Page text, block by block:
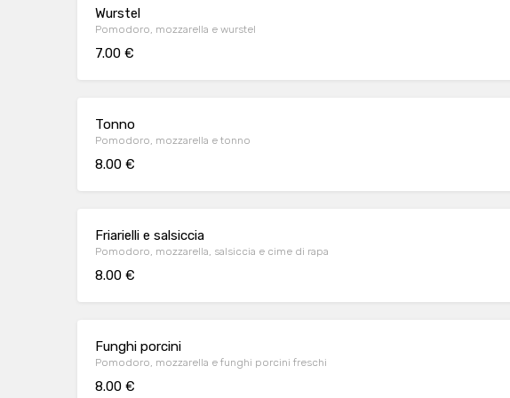
Wurstel
Pomodoro, mozzarella e wurstel
7.00 €
Tonno
Pomodoro, mozzarella e tonno
8.00 €
Friarielli e salsiccia
Pomodoro, mozzarella, salsiccia e cime di rapa
8.00 €
Funghi porcini
Pomodoro, mozzarella e funghi porcini freschi
8.00 €